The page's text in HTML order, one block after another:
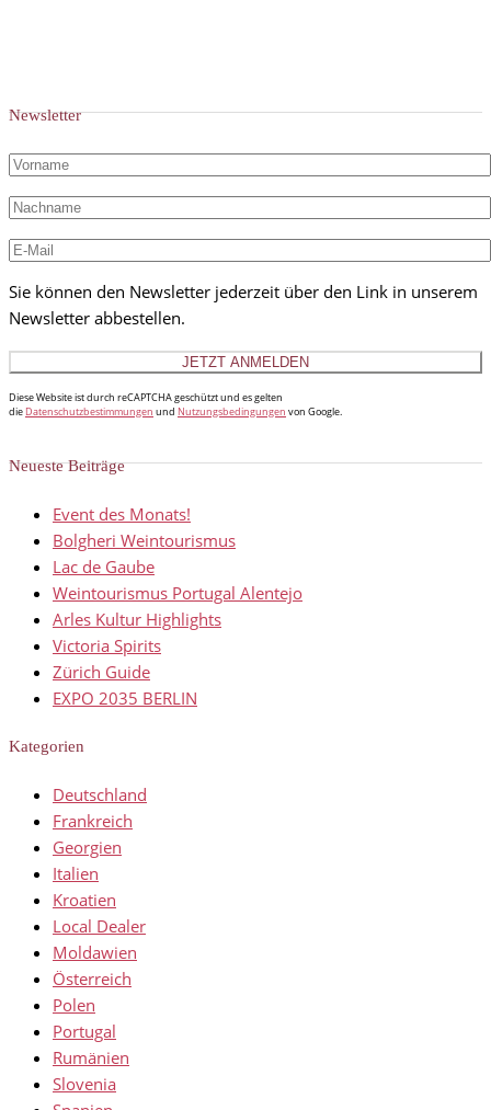
Newsletter
Sie können den Newsletter jederzeit über den Link in unserem
Newsletter abbestellen.
Diese Website ist durch reCAPTCHA geschützt und es gelten
die Datenschutzbestimmungen und Nutzungsbedingungen von Google.
Neueste Beiträge
Event des Monats!
Bolgheri Weintourismus
Lac de Gaube
Weintourismus Portugal Alentejo
Arles Kultur Highlights
Victoria Spirits
Zürich Guide
EXPO 2035 BERLIN
Kategorien
Deutschland
Frankreich
Georgien
Italien
Kroatien
Local Dealer
Moldawien
Österreich
Polen
Portugal
Rumänien
Slovenia